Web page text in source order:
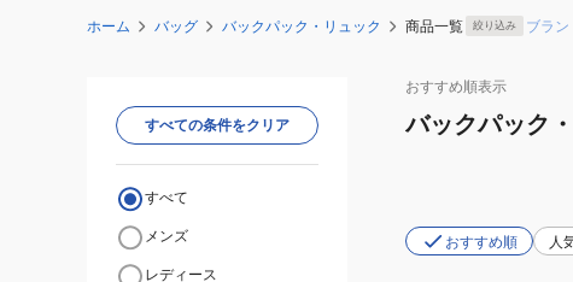
ホーム バッグ バックパック・リュック 商品一覧 絞り込み ブラン
おすすめ順表示
バックパック
おすすめ順 人
すべての条件をクリア
すべて
メンズ
レディース